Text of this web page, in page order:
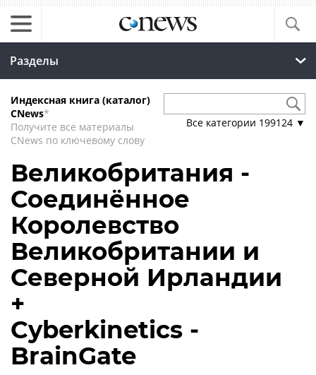
Разделы
Индексная книга (каталог)
CNews*
Получите все материалы
CNews по ключевому слову
Все категории 199124 ▼
Великобритания -
Соединённое
Королевство
Великобритании и
Северной Ирландии
+
Cyberkinetics -
BrainGate